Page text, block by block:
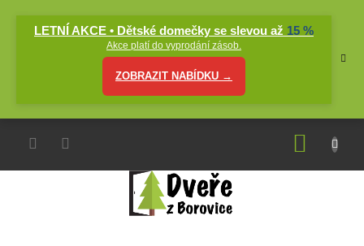
LETNÍ AKCE • Dětské domečky se slevou až 15 %
Akce platí do vyprodání zásob.
ZOBRAZIT NABÍDKU →